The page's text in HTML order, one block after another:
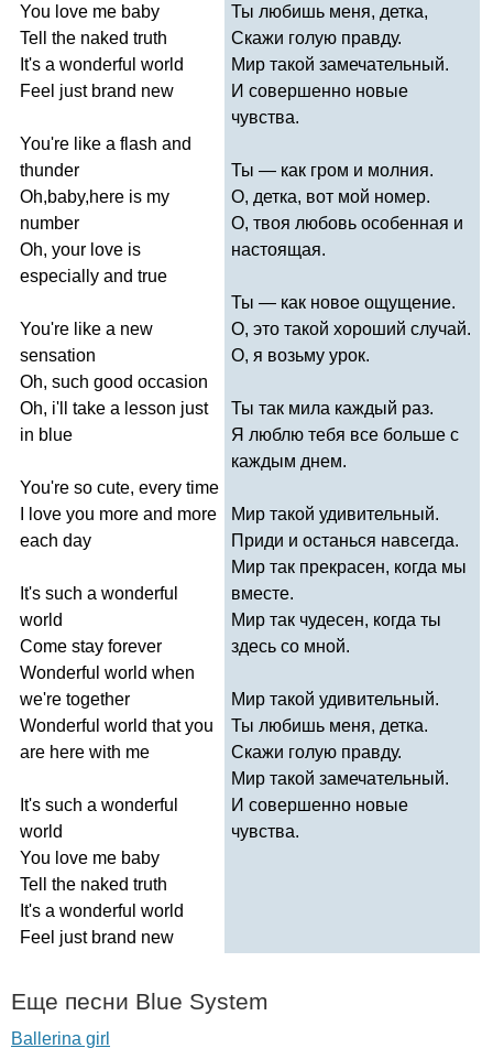
You love me baby
Tell
the naked truth
It's a wonderful world
Feel just brand new
You're like a flash and
thunder
Oh,baby,here is my
number
Oh, your love is
especially and true
You're like a new
sensation
Oh, such good occasion
Oh, i'll take a lesson just
in blue
You're so cute, every time
love you more and more
each day
It's such a wonderful
world
Come stay forever
Wonderful world when
we're together
Wonderful world that you
are here with me
It's such a wonderful
world
You love me baby
Tell
the naked truth
It's a wonderful world
Feel just brand new
Ты любишь меня, детка,
Скажи голую правду.
Мир такой замечательный.
И совершенно новые
чувства.
Ты — как гром и молния.
О, детка, вот мой номер.
О, твоя любовь особенная и
настоящая.
Ты — как новое ощущение.
О, это такой хороший случай.
О, я возьму урок.
Ты так мила каждый раз.
Я люблю тебя все больше с
каждым днем.
Мир такой удивительный.
Приди и останься навсегда.
Мир так прекрасен, когда мы
вместе.
Мир так чудесен, когда ты
здесь со мной.
Мир такой удивительный.
Ты любишь меня, детка.
Скажи голую правду.
Мир такой замечательный.
И совершенно новые
чувства.
Еще песни Blue System
Ballerina girl